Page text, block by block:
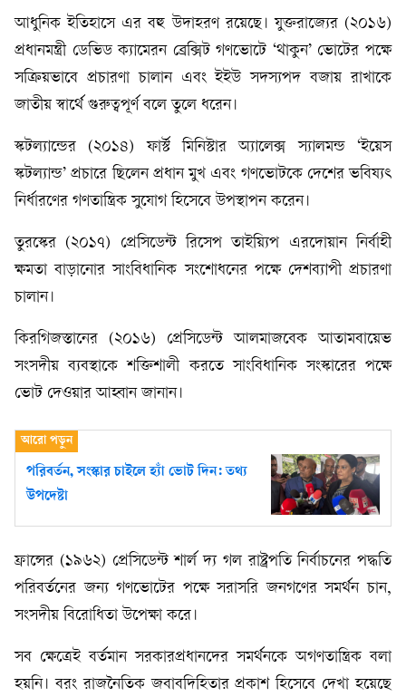
আধুনিক ইতিহাসে এর বহু উদাহরণ রয়েছে। যুক্তরাজ্যের (২০১৬)
প্রধানমন্ত্রী ডেভিড ক্যামেরন ব্রেক্সিট গণভোটে ‘থাকুন’ ভোটের পক্ষে
সক্রিয়ভাবে প্রচারণা চালান এবং ইইউ সদস্যপদ বজায় রাখাকে
জাতীয় স্বার্থে গুরুত্বপূর্ণ বলে তুলে ধরেন।
স্কটল্যান্ডের (২০১৪) ফার্স্ট মিনিস্টার অ্যালেক্স স্যালমন্ড ‘ইয়েস
স্কটল্যান্ড’ প্রচারে ছিলেন প্রধান মুখ এবং গণভোটকে দেশের ভবিষ্যৎ
নির্ধারণের গণতান্ত্রিক সুযোগ হিসেবে উপস্থাপন করেন।
তুরস্কের (২০১৭) প্রেসিডেন্ট রিসেপ তাইয়্যিপ এরদোয়ান নির্বাহী
ক্ষমতা বাড়ানোর সাংবিধানিক সংশোধনের পক্ষে দেশব্যাপী প্রচারণা
চালান।
কিরগিজস্তানের (২০১৬) প্রেসিডেন্ট আলমাজবেক আতামবায়েভ
সংসদীয় ব্যবস্থাকে শক্তিশালী করতে সাংবিধানিক সংস্কারের পক্ষে
ভোট দেওয়ার আহ্বান জানান।
পরিবর্তন, সংস্কার চাইলে হ্যাঁ ভোট দিন: তথ্য
উপদেষ্টা
ফ্রান্সের (১৯৬২) প্রেসিডেন্ট শার্ল দ্য গল রাষ্ট্রপতি নির্বাচনের পদ্ধতি
পরিবর্তনের জন্য গণভোটের পক্ষে সরাসরি জনগণের সমর্থন চান,
সংসদীয় বিরোধিতা উপেক্ষা করে।
সব ক্ষেত্রেই বর্তমান সরকারপ্রধানদের সমর্থনকে অগণতান্ত্রিক বলা
হয়নি। বরং রাজনৈতিক জবাবদিহিতার প্রকাশ হিসেবে দেখা হয়েছে